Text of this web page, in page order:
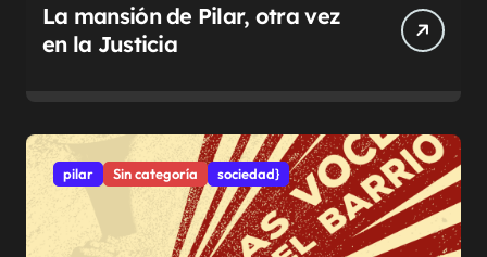
La mansión de Pilar, otra vez
en la Justicia
pilar Sin categoría sociedad}